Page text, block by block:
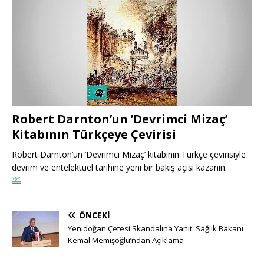
Robert Darnton’un ’Devrimci Mizaç’
Kitabının Türkçeye Çevirisi
Robert Darnton’un ’Devrimci Mizaç’ kitabının Türkçe çevirisiyle
devrim ve entelektüel tarihine yeni bir bakış açısı kazanın.
ÖNCEKI
Yenidoğan Çetesi Skandalına Yanıt: Sağlık Bakanı
Kemal Memişoğlu’ndan Açıklama